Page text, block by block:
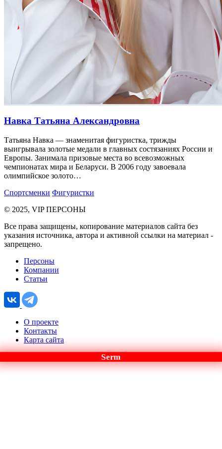
Навка Татьяна Александровна
Татьяна Навка — знаменитая фигуристка, трижды
выигрывала золотые медали в главных состязаниях России и
Европы. Занимала призовые места во всевозможных
чемпионатах мира и Беларуси. В 2006 году завоевала
олимпийское золото…
Спортсменки Фигуристки
© 2025, VIP ПЕРСОНЫ
Все права защищены, копирование материалов сайта без
указания источника, автора и активной ссылки на материал -
запрещено.
Персоны
Компании
Статьи
О проекте
Контакты
Карта сайта
Serm